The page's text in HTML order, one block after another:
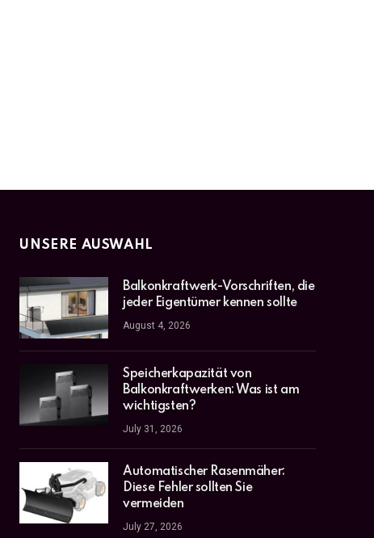
UNSERE AUSWAHL
Balkonkraftwerk-Vorschriften, die
jeder Eigentümer kennen sollte
August 4, 2026
Speicherkapazität von
Balkonkraftwerken: Was ist am
wichtigsten?
July 31, 2026
Automatischer Rasenmäher:
Diese Fehler sollten Sie
vermeiden
July 27, 2026